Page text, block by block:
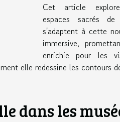
Cet article
espaces sacrés de
s'adaptent à cette
immersive,
enrichie pour les
elle redessine les contours
dans les